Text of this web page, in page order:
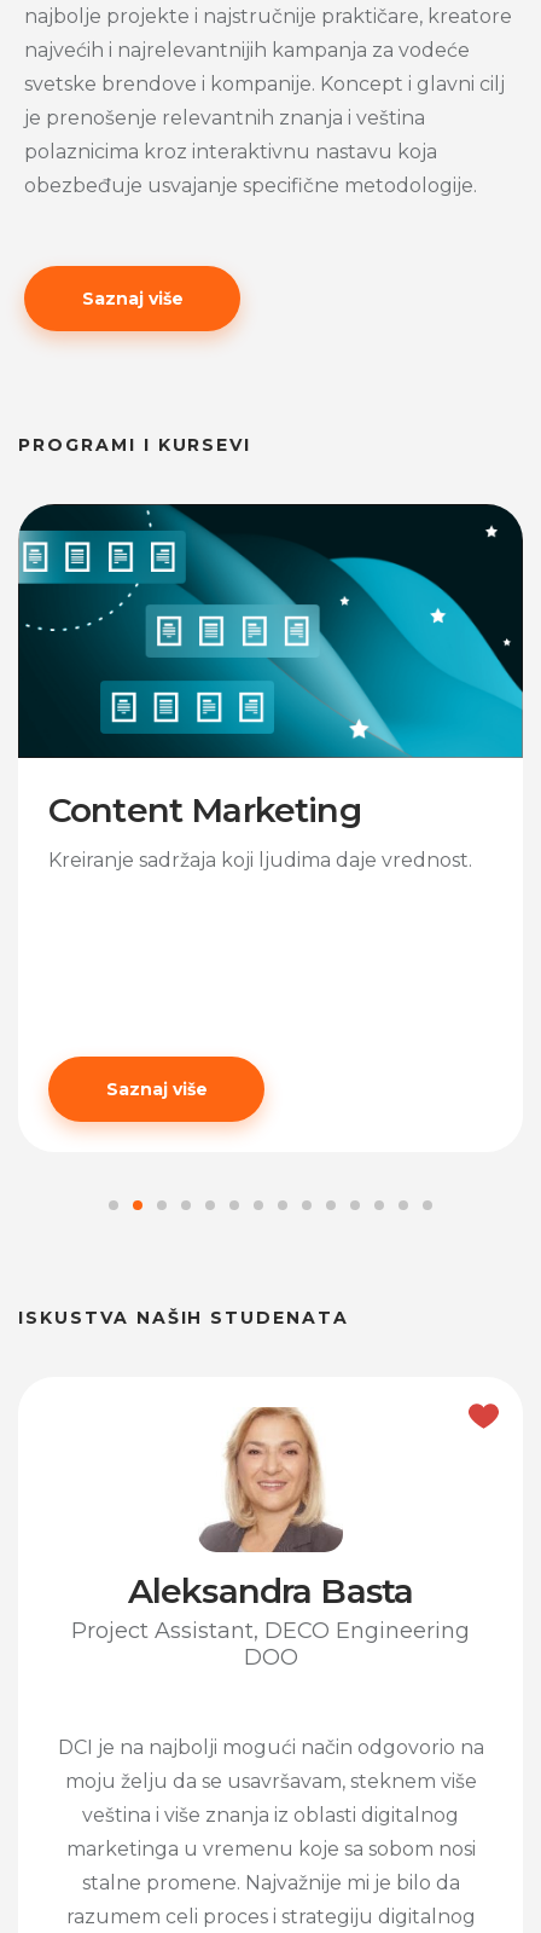
najbolje projekte i najstručnije praktičare, kreatore
najvećih i najrelevantnijih kampanja za vodeće
svetske brendove i kompanije. Koncept i glavni cilj
je prenošenje relevantnih znanja i veština
polaznicima kroz interaktivnu nastavu koja
obezbeđuje usvajanje specifične metodologije.
Saznaj više
PROGRAMI I KURSEVI
ljudima daje vrednost.
Korišćenje
ISKUSTVA NAŠIH STUDENATA
Aleksandra Basta
Project Assistant, DECO Engineering
DOO
DCI je na najbolji mogući način odgovorio na
moju želju da se usavršavam, steknem više
veština i više znanja iz oblasti digitalnog
marketinga u vremenu koje sa sobom nosi
stalne promene. Najvažnije mi je bilo da
razumem celi proces i strategiju digitalnog